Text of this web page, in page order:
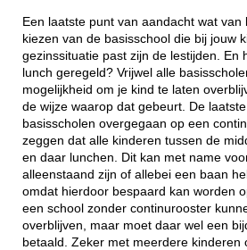
Een laatste punt van aandacht wat
kiezen van de basisschool die bij jouw
gezinssituatie past zijn de lestijden. En
lunch geregeld? Vrijwel alle
mogelijkheid om je kind te laten
de wijze waarop dat gebeurt. De
basisscholen overgegaan op een
zeggen dat alle kinderen tussen de
en daar lunchen. Dit kan met name
alleenstaand zijn of allebei een baan
omdat hierdoor bespaard kan worden
een school zonder continurooster
overblijven, maar moet daar wel een
betaald. Zeker met meerdere kinderen